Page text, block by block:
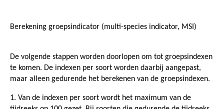
Berekening groepsindicator (multi-species indicator, MSI)
De volgende stappen worden doorlopen om tot groepsindexen
te komen. De indexen per soort worden daarbij aangepast,
maar alleen gedurende het berekenen van de groepsindexen.
1. Van de indexen per soort wordt het maximum van de